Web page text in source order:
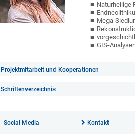
Naturheilige
Mega-
GIS-
Projektmitarbeit und Kooperationen
Schriftenverzeichnis
Social Media Kontakt